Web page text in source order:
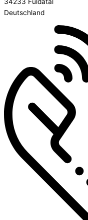
Deutschland